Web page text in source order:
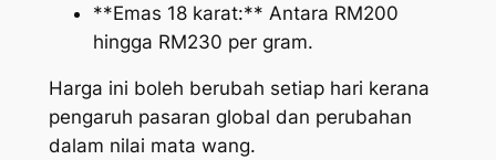
**Emas 18 karat:** Antara RM200
hingga RM230 per gram.
Harga ini boleh berubah setiap hari kerana
pengaruh pasaran global dan perubahan
dalam nilai mata wang.